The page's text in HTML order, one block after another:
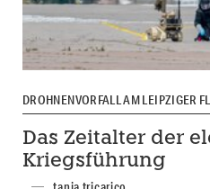
DROHNENVORFALL AM LEIPZIGER
Das Zeitalter der
Kriegsführung